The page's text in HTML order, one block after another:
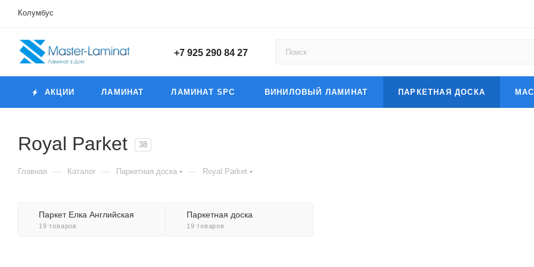
Колумбус
+7 925 290 84 27
АКЦИИ ЛАМИНАТ ЛАМИНАТ SPC ВИНИЛОВЫЙ ЛАМИНАТ ПАРКЕТНАЯ ДОСКА
Royal Parket 38
Главная — Каталог — Паркетная доска — Royal Parket
Паркет Елка Английская
19 товаров
Паркетная доска
19 товаров